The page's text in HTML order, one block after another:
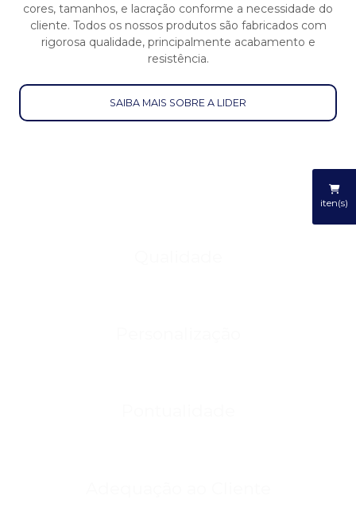
iten(s)
cores, tamanhos, e lacração conforme a necessidade do
cliente. Todos os nossos produtos são fabricados com
rigorosa qualidade, principalmente acabamento e
resistência.
SAIBA MAIS SOBRE A LIDER